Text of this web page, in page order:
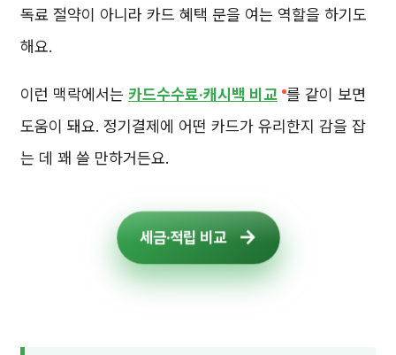
독료 절약이 아니라 카드 혜택 문을 여는 역할을 하기도
해요.
이런 맥락에서는 카드수수료·캐시백 비교 를 같이 보면
도움이 돼요. 정기결제에 어떤 카드가 유리한지 감을 잡
는 데 꽤 쓸 만하거든요.
세금·적립 비교